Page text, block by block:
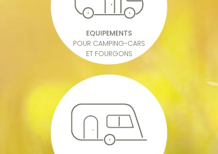
EQUIPEMENTS
POUR CAMPING-CARS
ET FOURGONS